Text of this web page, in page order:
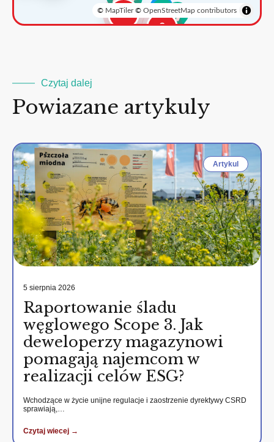
2
3
© MapTiler© OpenStreetMap contributors
Czytaj dalej
Powiazane artykuly
Artykul
5 sierpnia 2026
Raportowanie śladu
węglowego Scope 3. Jak
deweloperzy magazynowi
pomagają najemcom w
realizacji celów ESG?
Wchodzące w życie unijne regulacje i zaostrzenie dyrektywy CSRD
sprawiają,…
Czytaj wiecej →